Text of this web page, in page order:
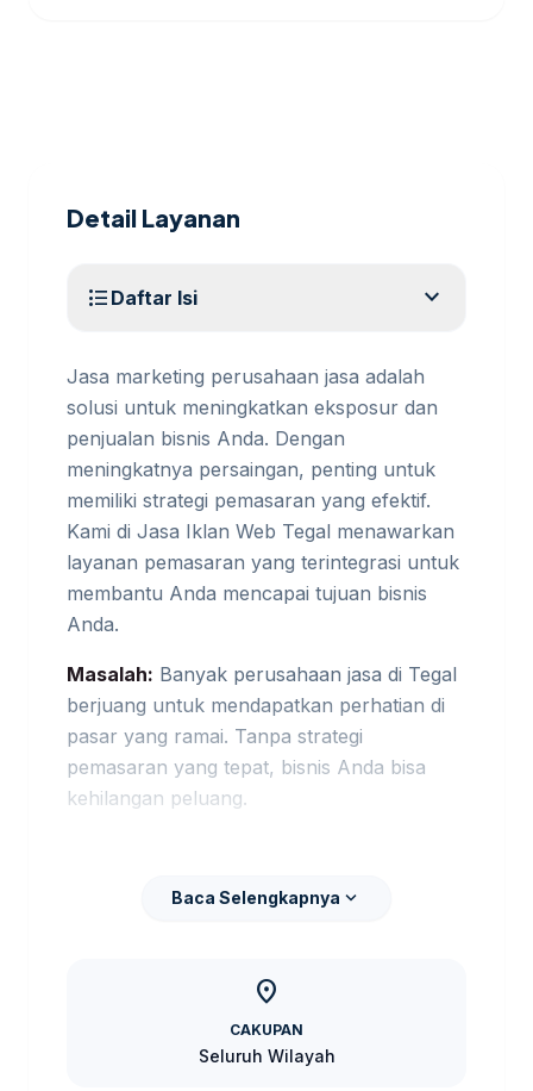
Detail Layanan
format_list_bulleted Daftar Isi expand_more
Jasa marketing perusahaan jasa adalah
solusi untuk meningkatkan eksposur dan
penjualan bisnis Anda. Dengan
meningkatnya persaingan, penting untuk
memiliki strategi pemasaran yang efektif.
Kami di Jasa Iklan Web Tegal menawarkan
layanan pemasaran yang terintegrasi untuk
membantu Anda mencapai tujuan bisnis
Anda.
Masalah: Banyak perusahaan jasa di Tegal
berjuang untuk mendapatkan perhatian di
pasar yang ramai. Tanpa strategi
pemasaran yang tepat, bisnis Anda bisa
kehilangan peluang.
reputasi yang buruk. Hal ini bisa
jasa digital marketing Tegal
membantu pembaca menjaga brief tetap
selaras dengan target promosi.
Baca Selengkapnya expand_more
location_on
CAKUPAN
Seluruh Wilayah